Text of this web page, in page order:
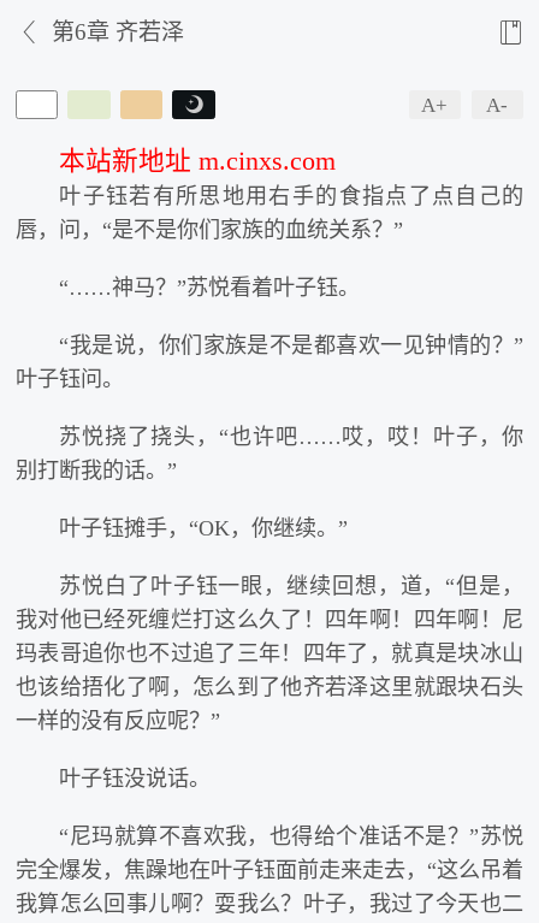
 第6章 齐若泽 
 A+ A-
本站新地址 m.cinxs.com
叶子钰若有所思地用右手的食指点了点自己的
唇，问，“是不是你们家族的血统关系？”
“……神马？”苏悦看着叶子钰。
“我是说，你们家族是不是都喜欢一见钟情的？”
叶子钰问。
苏悦挠了挠头，“也许吧……哎，哎！叶子，你
别打断我的话。”
叶子钰摊手，“OK，你继续。”
苏悦白了叶子钰一眼，继续回想，道，“但是，
我对他已经死缠烂打这么久了！四年啊！四年啊！尼
玛表哥追你也不过追了三年！四年了，就真是块冰山
也该给捂化了啊，怎么到了他齐若泽这里就跟块石头
一样的没有反应呢？”
叶子钰没说话。
“尼玛就算不喜欢我，也得给个准话不是？”苏悦
完全爆发，焦躁地在叶子钰面前走来走去，“这么吊着
我算怎么回事儿啊？耍我么？叶子，我过了今天也二